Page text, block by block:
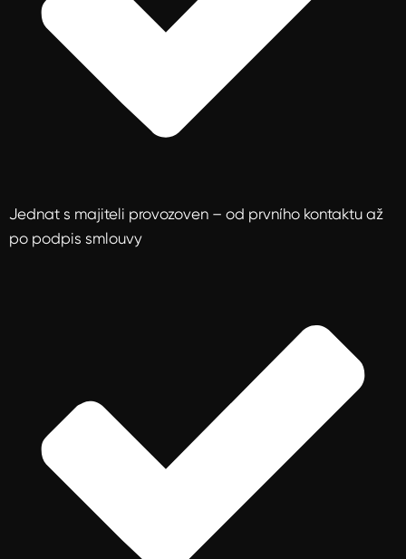
Jednat s majiteli provozoven – od prvního kontaktu až
po podpis smlouvy